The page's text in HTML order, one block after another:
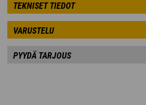
TEKNISET TIEDOT
VARUSTELU
PYYDÄ TARJOUS